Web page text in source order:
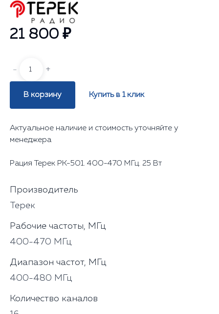
21 800 ₽
- +
В корзину Купить в 1 клик
Актуальное наличие и стоимость уточняйте у
менеджера
Рация Терек РК-501. 400-470 МГц. 25 Вт
Производитель
Терек
Рабочие частоты, МГц
400-470 МГц
Диапазон частот, МГц
400-480 МГц
Количество каналов